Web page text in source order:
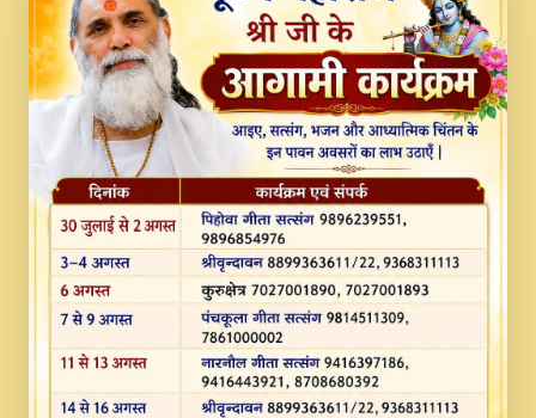
Kina Sohna Tera Bhawan Sajaya Mata
Vaishno Devi Aarti Mata Rani Bhajan By
Lakhwinder Wadali Ji.mp3
MERE MANN VICH KANTH KALER
NEW PUNAJBI DEVOTIONAL SONG 2017
FULL VIDEO HD.mp3
Na To Roop Hai Bindu Ji Maharaj Pad - A
Divine Bhajan by Shri Indresh Ji
#BhaktiPath.mp3
Radha Rani Ki Kirpa Best Devotional
Song By Chitra Vichitra.mp3